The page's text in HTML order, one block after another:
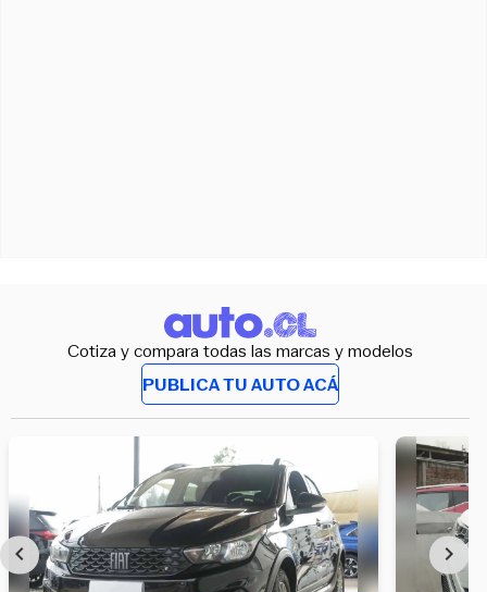
Cotiza y compara todas las marcas y modelos
PUBLICA TU AUTO ACÁ